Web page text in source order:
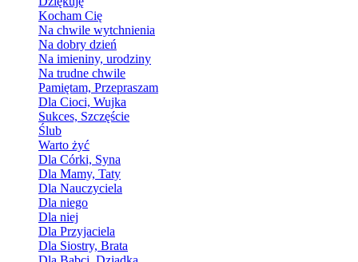
Kocham Cię
Na chwile wytchnienia
Na dobry dzień
Na imieniny, urodziny
Na trudne chwile
Pamiętam, Przepraszam
Dla Cioci, Wujka
Sukces, Szczęście
Ślub
Warto żyć
Dla Córki, Syna
Dla Mamy, Taty
Dla Nauczyciela
Dla niego
Dla niej
Dla Przyjaciela
Dla Siostry, Brata